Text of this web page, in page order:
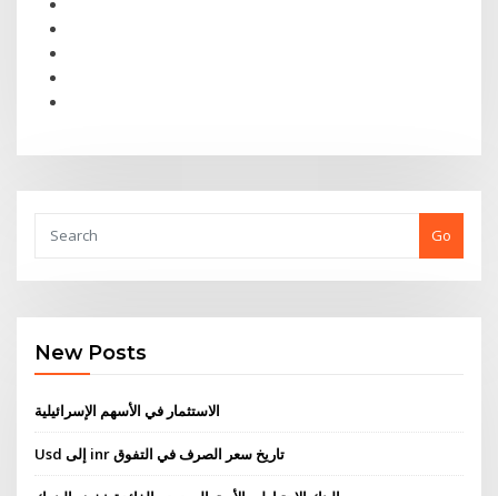
Go
New Posts
الاستثمار في الأسهم الإسرائيلية
Usd إلى inr تاريخ سعر الصرف في التفوق